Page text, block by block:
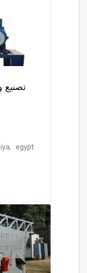
تصنيع
,
egypt